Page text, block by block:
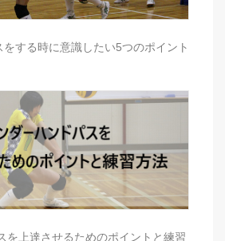
する時に意識したい5つのポイント
を上達させるためのポイントと練習